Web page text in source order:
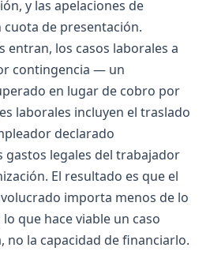
y las apelaciones de
de presentación.
entran, los casos laborales a
contingencia — un
en lugar de cobro por
laborales incluyen el traslado
declarado
gastos legales del trabajador
El resultado es que el
importa menos de lo
que hace viable un caso
no la capacidad de financiarlo.